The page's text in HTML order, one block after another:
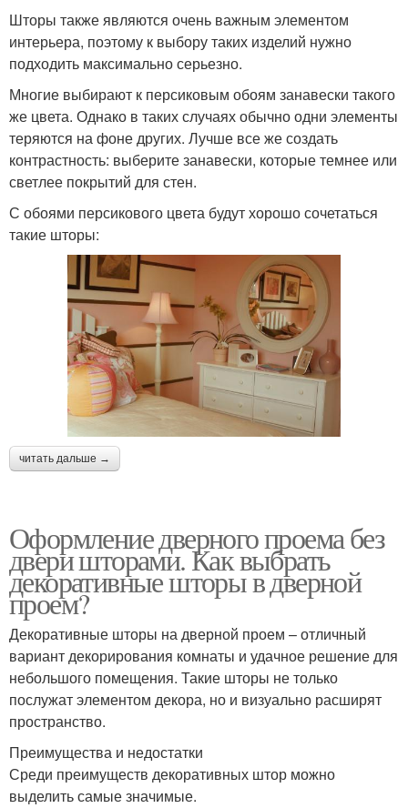
Шторы также являются очень важным элементом
интерьера, поэтому к выбору таких изделий нужно
подходить максимально серьезно.
Многие выбирают к персиковым обоям занавески такого
же цвета. Однако в таких случаях обычно одни элементы
теряются на фоне других. Лучше все же создать
контрастность: выберите занавески, которые темнее или
светлее покрытий для стен.
С обоями персикового цвета будут хорошо сочетаться
такие шторы:
читать дальше →
Оформление дверного проема без
двери шторами. Как выбрать
декоративные шторы в дверной
проем?
Декоративные шторы на дверной проем – отличный
вариант декорирования комнаты и удачное решение для
небольшого помещения. Такие шторы не только
послужат элементом декора, но и визуально расширят
пространство.
Преимущества и недостатки
Среди преимуществ декоративных штор можно
выделить самые значимые.